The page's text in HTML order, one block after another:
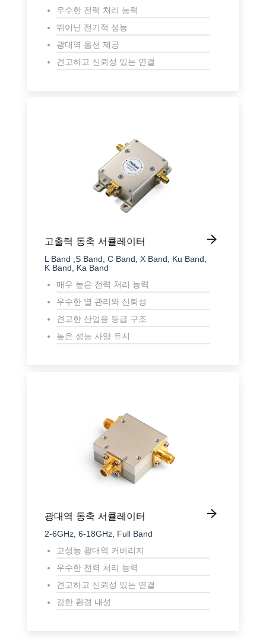
우수한 전력 처리 능력
뛰어난 전기적 성능
광대역 옵션 제공
견고하고 신뢰성 있는 연결
고출력 동축 서큘레이터
L Band ,S Band, C Band, X Band, Ku Band,
K Band, Ka Band
매우 높은 전력 처리 능력
우수한 열 관리와 신뢰성
견고한 산업용 등급 구조
높은 성능 사양 유지
광대역 동축 서큘레이터
2-6GHz, 6-18GHz, Full Band
고성능 광대역 커버리지
우수한 전력 처리 능력
견고하고 신뢰성 있는 연결
강한 환경 내성